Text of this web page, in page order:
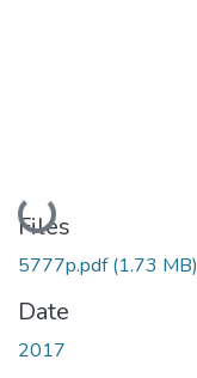
Loading...
Files
5777p.pdf(1.73 MB)
Date
2017